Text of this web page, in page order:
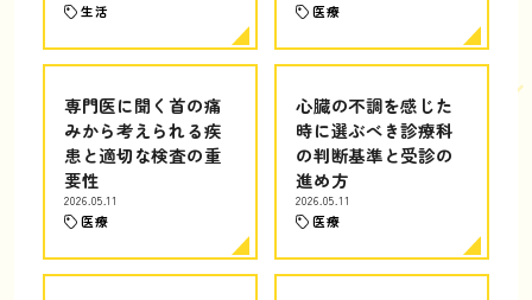
生活 医療
専門医に聞く首の痛
みから考えられる疾
患と適切な検査の重
要性
2026.05.11
医療
心臓の不調を感じた
時に選ぶべき診療科
の判断基準と受診の
進め方
2026.05.11
医療